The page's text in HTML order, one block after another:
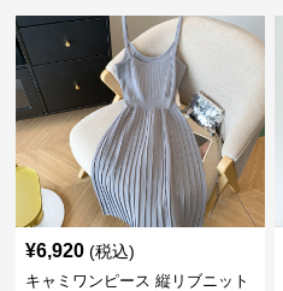
¥6,920 (税込)
キャミワンピース 縦リブニット